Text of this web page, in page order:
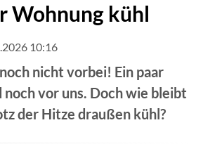
Wohnung kühl
10:16
nicht vorbei! Ein paar
noch vor uns. Doch wie bleibt
der Hitze draußen kühl?